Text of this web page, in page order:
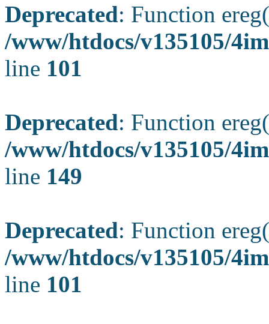
Deprecated: Function
/www/htdocs/v135105/
line 101
Deprecated: Function
/www/htdocs/v135105/
line 149
Deprecated: Function
/www/htdocs/v135105/
line 101